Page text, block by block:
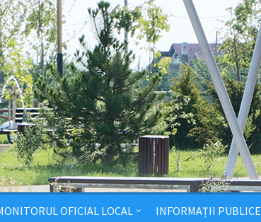
OFICIAL LOCAL INFORMAȚII PUBLICE